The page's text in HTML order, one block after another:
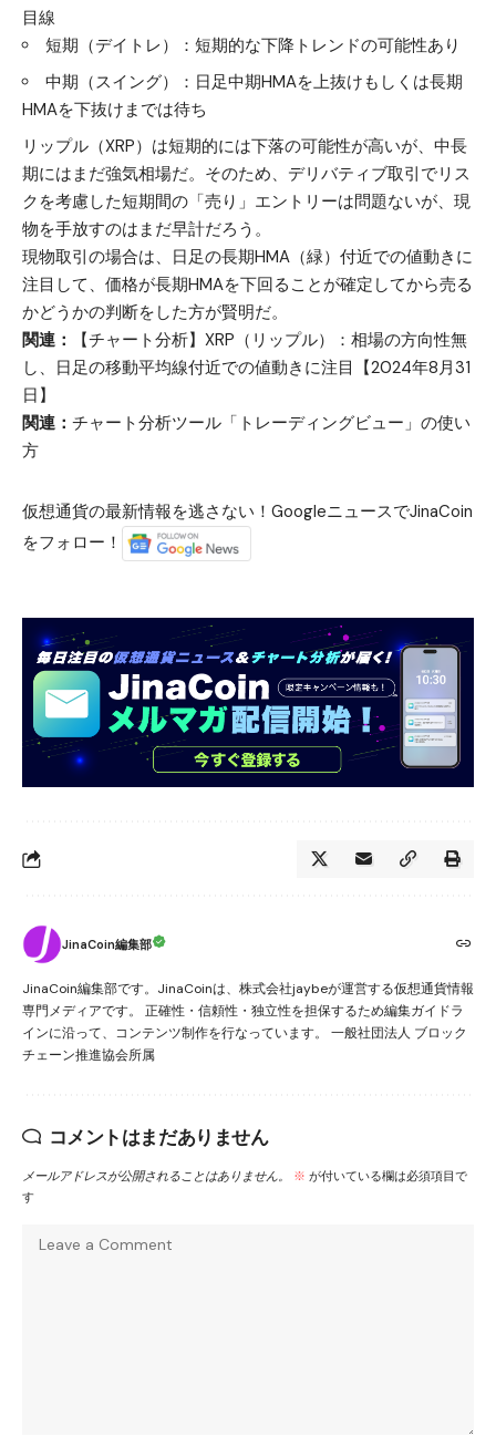
目線
短期（デイトレ）：短期的な下降トレンドの可能性あり
中期（スイング）：日足中期HMAを上抜けもしくは長期
HMAを下抜けまでは待ち
リップル（XRP）は短期的には下落の可能性が高いが、中長
期にはまだ強気相場だ。そのため、デリバティブ取引でリス
クを考慮した短期間の「売り」エントリーは問題ないが、現
物を手放すのはまだ早計だろう。
現物取引の場合は、日足の長期HMA（緑）付近での値動きに
注目して、価格が長期HMAを下回ることが確定してから売る
かどうかの判断をした方が賢明だ。
関連：
【チャート分析】XRP（リップル）：相場の方向性無
し、日足の移動平均線付近での値動きに注目【2024年8月31
日】
関連： チャート分析ツール「トレーディングビュー」の使い
方
仮想通貨の最新情報を逃さない！GoogleニュースでJinaCoin
をフォロー！
JinaCoin編集部
JinaCoin編集部です。JinaCoinは、株式会社jaybeが運営する仮想通貨情報
専門メディアです。 正確性・信頼性・独立性を担保するため編集ガイドラ
インに沿って、コンテンツ制作を行なっています。 一般社団法人 ブロック
チェーン推進協会所属
コメントはまだありません
メールアドレスが公開されることはありません。 ※ が付いている欄は必須項目で
す